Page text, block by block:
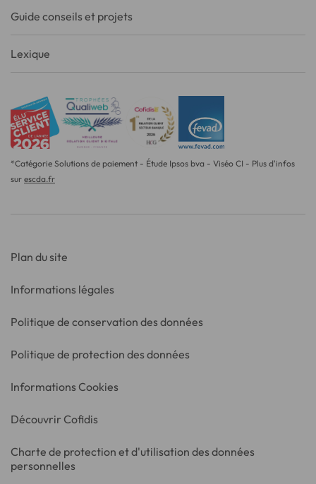
Guide conseils et projets
Lexique
*Catégorie Solutions de paiement - Étude Ipsos bva - Viséo CI - Plus d'infos
sur escda.fr
Plan du site
Informations légales
Politique de conservation des données
Politique de protection des données
Informations Cookies
Découvrir Cofidis
Charte de protection et d'utilisation des données
personnelles